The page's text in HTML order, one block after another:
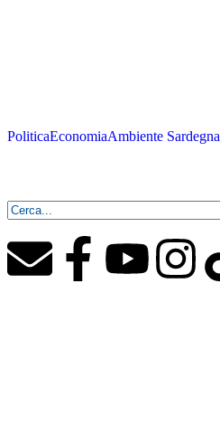
PoliticaEconomiaAmbiente Sardegna